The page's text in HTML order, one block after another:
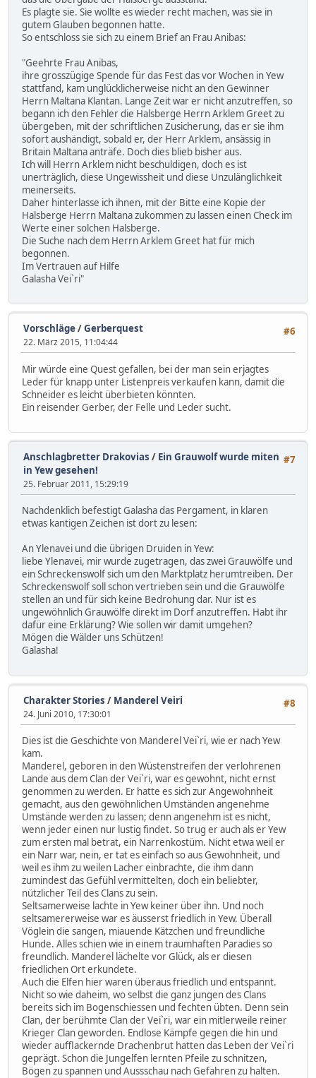
Es plagte sie. Sie wollte es wieder recht machen, was sie in
gutem Glauben begonnen hatte.
So entschloss sie sich zu einem Brief an Frau Anibas:
"Geehrte Frau Anibas,
ihre grosszügige Spende für das Fest das vor Wochen in Yew
stattfand, kam unglücklicherweise nicht an den Gewinner
Herrn Maltana Klantan. Lange Zeit war er nicht anzutreffen, so
begann ich den Fehler die Halsberge Herrn Arklem Greet zu
übergeben, mit der schriftlichen Zusicherung, das er sie ihm
sofort aushändigt, sobald er, der Herr Arklem, ansässig in
Britain Maltana anträfe. Doch dies blieb bisher aus.
Ich will Herrn Arklem nicht beschuldigen, doch es ist
unerträglich, diese Ungewissheit und diese Unzulänglichkeit
meinerseits.
Daher hinterlasse ich ihnen, mit der Bitte eine Kopie der
Halsberge Herrn Maltana zukommen zu lassen einen Check im
Werte einer solchen Halsberge.
Die Suche nach dem Herrn Arklem Greet hat für mich
begonnen.
Im Vertrauen auf Hilfe
Galasha Vei`ri"
#6
Vorschläge/Gerberquest
22. März 2015, 11:04:44
Mir würde eine Quest gefallen, bei der man sein erjagtes
Leder für knapp unter Listenpreis verkaufen kann, damit die
Schneider es leicht überbieten könnten.
Ein reisender Gerber, der Felle und Leder sucht.
#7
Anschlagbretter Drakovias / Ein Grauwolf wurde miten
in Yew gesehen!
25. Februar 2011, 15:29:19
Nachdenklich befestigt Galasha das Pergament, in klaren
etwas kantigen Zeichen ist dort zu lesen:
An Ylenavei und die übrigen Druiden in Yew:
liebe Ylenavei, mir wurde zugetragen, das zwei Grauwölfe und
ein Schreckenswolf sich um den Marktplatz herumtreiben. Der
Schreckenswolf soll schon vertrieben sein und die Grauwölfe
stellen an und für sich keine Bedrohung dar. Nur ist es
ungewöhnlich Grauwölfe direkt im Dorf anzutreffen. Habt ihr
dafür eine Erklärung? Wie sollen wir damit umgehen?
Mögen die Wälder uns Schützen!
Galasha!
#8
Charakter Stories / Manderel Veiri
24. Juni 2010, 17:30:01
Dies ist die Geschichte von Manderel Vei`ri, wie er nach Yew
kam.
Manderel, geboren in den Wüstenstreifen der verlohrenen
Lande aus dem Clan der Vei`ri, war es gewohnt, nicht ernst
genommen zu werden. Er hatte es sich zur Angewohnheit
gemacht, aus den gewöhnlichen Umständen angenehme
Umstände werden zu lassen; denn angenehm ist es nicht,
wenn jeder einen nur lustig findet. So trug er auch als er Yew
zum ersten mal betrat, ein Narrenkostüm. Nicht etwa weil er
ein Narr war, nein, er tat es einfach so aus Gewohnheit, und
weil es ihm zu weilen Lacher einbrachte, die ihm dann
zumindest das Gefühl vermittelten, doch ein beliebter,
nützlicher Teil des Clans zu sein.
Seltsamerweise lachte in Yew keiner über ihn. Und noch
seltsamererweise war es äusserst friedlich in Yew. Überall
Vöglein die sangen, miauende Kätzchen und freundliche
Hunde. Alles schien wie in einem traumhaften Paradies so
freundlich. Manderel lächelte vor Glück, als er diesen
friedlichen Ort erkundete.
Auch die Elfen hier waren überaus friedlich und entspannt.
Nicht so wie daheim, wo selbst die ganz jungen des Clans
bereits sich im Bogenschiessen und fechten übten. Denn sein
Clan, der berühmte Clan der Vei`ri, war ein mitlerweile reiner
Krieger Clan geworden. Endlose Kämpfe gegen die hin und
wieder aufflackernde Drachenbrut hatten das Leben der Vei`ri
geprägt. Schon die Jungelfen lernten Pfeile zu schnitzen,
Bögen zu spannen und Aussschau nach Gefahren zu halten.